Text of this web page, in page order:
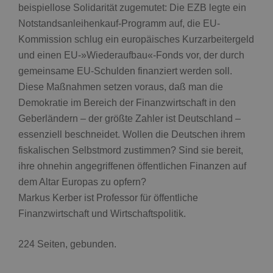
beispiellose Solidarität zugemutet: Die EZB legte ein
Notstandsanleihenkauf-Programm auf, die EU-
Kommission schlug ein europäisches Kurzarbeitergeld
und einen EU-»Wiederaufbau«-Fonds vor, der durch
gemeinsame EU-Schulden finanziert werden soll.
Diese Maßnahmen setzen voraus, daß man die
Demokratie im Bereich der Finanzwirtschaft in den
Geberländern – der größte Zahler ist Deutschland –
essenziell beschneidet. Wollen die Deutschen ihrem
fiskalischen Selbstmord zustimmen? Sind sie bereit,
ihre ohnehin angegriffenen öffentlichen Finanzen auf
dem Altar Europas zu opfern?
Markus Kerber ist Professor für öffentliche
Finanzwirtschaft und Wirtschaftspolitik.
224 Seiten, gebunden.